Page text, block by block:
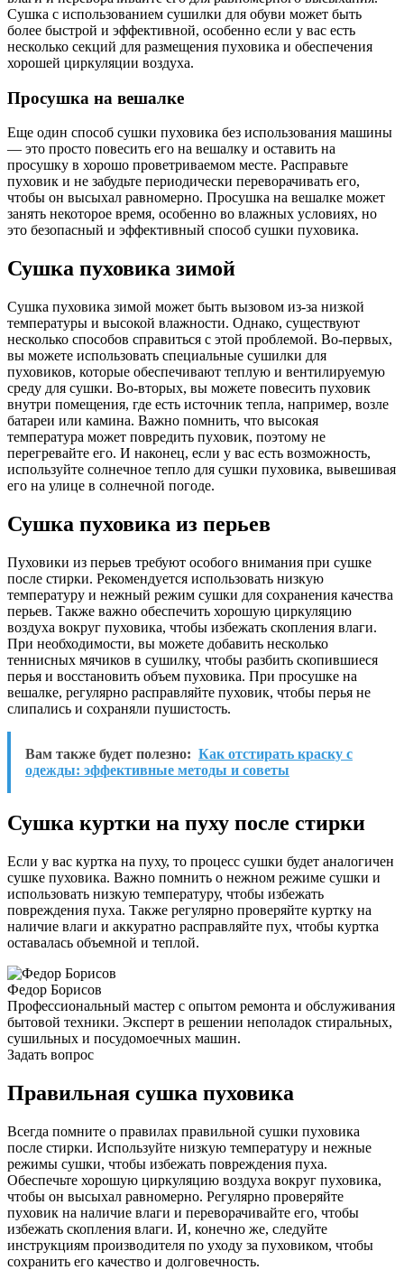
Сушка с использованием сушилки для обуви может быть
более быстрой и эффективной, особенно если у вас есть
несколько секций для размещения пуховика и обеспечения
хорошей циркуляции воздуха.
Просушка на вешалке
Еще один способ сушки пуховика без использования машины
— это просто повесить его на вешалку и оставить на
просушку в хорошо проветриваемом месте. Расправьте
пуховик и не забудьте периодически переворачивать его,
чтобы он высыхал равномерно. Просушка на вешалке может
занять некоторое время, особенно во влажных условиях, но
это безопасный и эффективный способ сушки пуховика.
Сушка пуховика зимой
Сушка пуховика зимой может быть вызовом из-за низкой
температуры и высокой влажности. Однако, существуют
несколько способов справиться с этой проблемой. Во-первых,
вы можете использовать специальные сушилки для
пуховиков, которые обеспечивают теплую и вентилируемую
среду для сушки. Во-вторых, вы можете повесить пуховик
внутри помещения, где есть источник тепла, например, возле
батареи или камина. Важно помнить, что высокая
температура может повредить пуховик, поэтому не
перегревайте его. И наконец, если у вас есть возможность,
используйте солнечное тепло для сушки пуховика, вывешивая
его на улице в солнечной погоде.
Сушка пуховика из перьев
Пуховики из перьев требуют особого внимания при сушке
после стирки. Рекомендуется использовать низкую
температуру и нежный режим сушки для сохранения качества
перьев. Также важно обеспечить хорошую циркуляцию
воздуха вокруг пуховика, чтобы избежать скопления влаги.
При необходимости, вы можете добавить несколько
теннисных мячиков в сушилку, чтобы разбить скопившиеся
перья и восстановить объем пуховика. При просушке на
вешалке, регулярно расправляйте пуховик, чтобы перья не
слипались и сохраняли пушистость.
Вам также будет полезно: Как отстирать краску с
одежды: эффективные методы и советы
Сушка куртки на пуху после стирки
Если у вас куртка на пуху, то процесс сушки будет аналогичен
сушке пуховика. Важно помнить о нежном режиме сушки и
использовать низкую температуру, чтобы избежать
повреждения пуха. Также регулярно проверяйте куртку на
наличие влаги и аккуратно расправляйте пух, чтобы куртка
оставалась объемной и теплой.
Федор Борисов
Профессиональный мастер с опытом ремонта и обслуживания
бытовой техники. Эксперт в решении неполадок стиральных,
сушильных и посудомоечных машин.
Задать вопрос
Правильная сушка пуховика
Всегда помните о правилах правильной сушки пуховика
после стирки. Используйте низкую температуру и нежные
режимы сушки, чтобы избежать повреждения пуха.
Обеспечьте хорошую циркуляцию воздуха вокруг пуховика,
чтобы он высыхал равномерно. Регулярно проверяйте
пуховик на наличие влаги и переворачивайте его, чтобы
избежать скопления влаги. И, конечно же, следуйте
инструкциям производителя по уходу за пуховиком, чтобы
сохранить его качество и долговечность.